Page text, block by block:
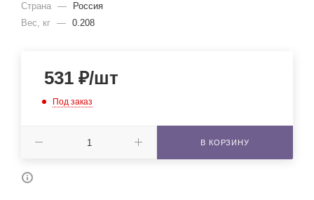
Страна —
Россия
Вес, кг — 0.208
531 ₽/шт
Под заказ
В КОРЗИНУ